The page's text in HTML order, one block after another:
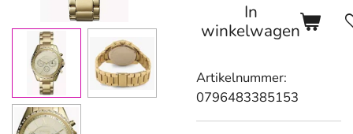
In
winkelwagen
Artikelnummer:
0796483385153